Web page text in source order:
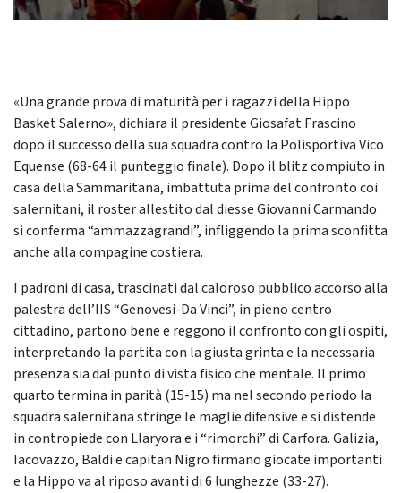
«Una grande prova di maturità per i ragazzi della Hippo
Basket Salerno», dichiara il presidente Giosafat Frascino
dopo il successo della sua squadra contro la Polisportiva Vico
Equense (68-64 il punteggio finale). Dopo il blitz compiuto in
casa della Sammaritana, imbattuta prima del confronto coi
salernitani, il roster allestito dal diesse Giovanni Carmando
si conferma “ammazzagrandi”, infliggendo la prima sconfitta
anche alla compagine costiera.
I padroni di casa, trascinati dal caloroso pubblico accorso alla
palestra dell’IIS “Genovesi-Da Vinci”, in pieno centro
cittadino, partono bene e reggono il confronto con gli ospiti,
interpretando la partita con la giusta grinta e la necessaria
presenza sia dal punto di vista fisico che mentale. Il primo
quarto termina in parità (15-15) ma nel secondo periodo la
squadra salernitana stringe le maglie difensive e si distende
in contropiede con Llaryora e i “rimorchi” di Carfora. Galizia,
Iacovazzo, Baldi e capitan Nigro firmano giocate importanti
e la Hippo va al riposo avanti di 6 lunghezze (33-27).